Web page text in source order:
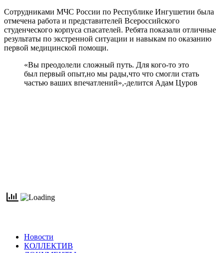
Сотрудниками МЧС России по Республике Ингушетии была
отмечена работа и представителей Всероссийского
студенческого корпуса спасателей. Ребята показали отличные
результаты по экстренной ситуации и навыкам по оказанию
первой медицинской помощи.
«Вы преодолели сложный путь. Для кого-то это
был первый опыт,но мы рады,что что смогли стать
частью ваших впечатлений»,-делится Адам Цуров
Новости
КОЛЛЕКТИВ